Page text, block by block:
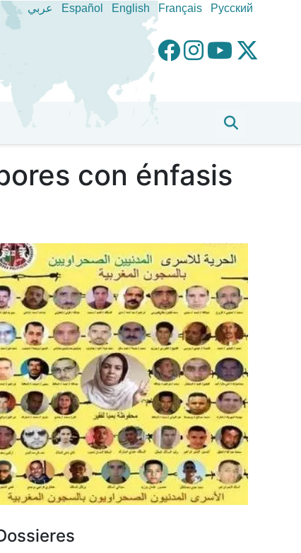
عربي Español English Français Pусский
con énfasis